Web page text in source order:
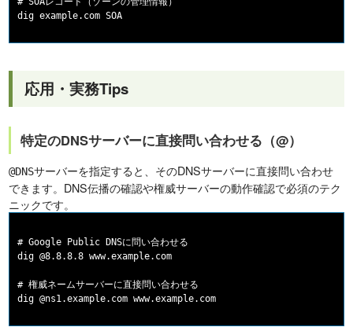
応用・実務Tips
特定のDNSサーバーに直接問い合わせる（@）
@DNSサーバーを指定すると、そのDNSサーバーに直接問い合わせ
できます。DNS伝播の確認や権威サーバーの動作確認で必須のテク
ニックです。
# Google Public DNSに問い合わせる
dig @8.8.8.8 www.example.com
# 権威ネームサーバーに直接問い合わせる